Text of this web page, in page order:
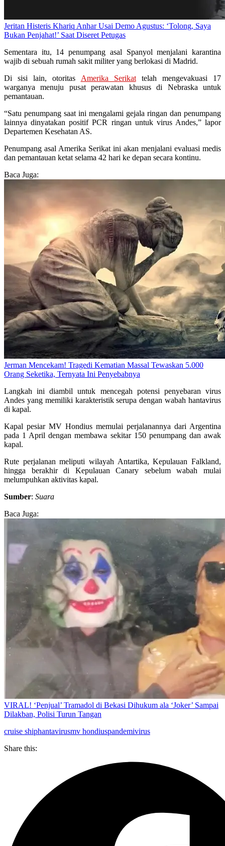
Jeritan Histeris Khariq Anhar Usai Demo Agustus: ‘Tolong, Saya
Bukan Penjahat!’ Saat Diseret Petugas
Sementara itu, 14 penumpang asal Spanyol menjalani karantina
wajib di sebuah rumah sakit militer yang berlokasi di Madrid.
Di sisi lain, otoritas Amerika Serikattelah mengevakuasi 17
warganya menuju pusat perawatan khusus di Nebraska untuk
pemantauan.
“Satu penumpang saat ini mengalami gejala ringan dan penumpang
lainnya dinyatakan positif PCR ringan untuk virus Andes,” lapor
Departemen Kesehatan AS.
Penumpang asal Amerika Serikat ini akan menjalani evaluasi medis
dan pemantauan ketat selama 42 hari ke depan secara kontinu.
Baca Juga:
Jerman Mencekam! Tragedi Kematian Massal Tewaskan 5.000
Orang Seketika, Ternyata Ini Penyebabnya
Langkah ini diambil untuk mencegah potensi penyebaran virus
Andes yang memiliki karakteristik serupa dengan wabah hantavirus
di kapal.
Kapal pesiar MV Hondius memulai perjalanannya dari Argentina
pada 1 April dengan membawa sekitar 150 penumpang dan awak
kapal.
Rute perjalanan meliputi wilayah Antartika, Kepulauan Falkland,
hingga berakhir di Kepulauan Canary sebelum wabah mulai
melumpuhkan aktivitas kapal.
Sumber: Suara
Baca Juga:
VIRAL! ‘Penjual’ Tramadol di Bekasi Dihukum ala ‘Joker’ Sampai
Dilakban, Polisi Turun Tangan
cruise shiphantavirusmv hondiuspandemivirus
Share this: